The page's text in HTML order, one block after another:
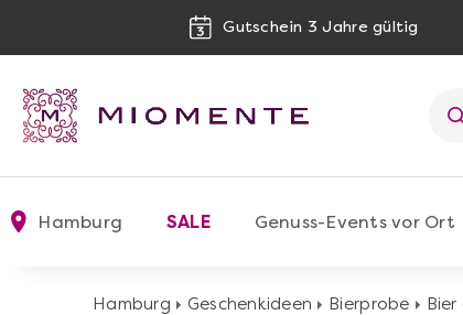
Gutschein 3 Jahre gültig
Hamburg SALE Genuss-Events vor Ort
Hamburg Geschenkideen Bierprobe